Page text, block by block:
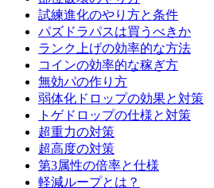
試練進化のやり方と条件
パズドラパスは買うべきか
ランク上げの効率的な方法
コインの効率的な稼ぎ方
無効パの作り方
弱体化ドロップの効果と対策
トゲドロップの仕様と対策
超重力の対策
超高度の対策
第3属性の倍率と仕様
軽減ループとは？